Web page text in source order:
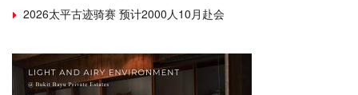
2026太平古迹骑赛 预计2000人10月赴会